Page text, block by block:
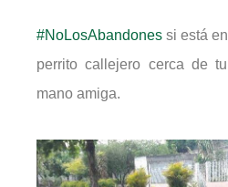
#NoLosAbandones si está
perrito callejero cerca de
mano amiga.